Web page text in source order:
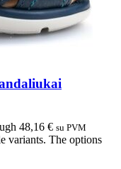
48,16 € su PVM
variants. The options